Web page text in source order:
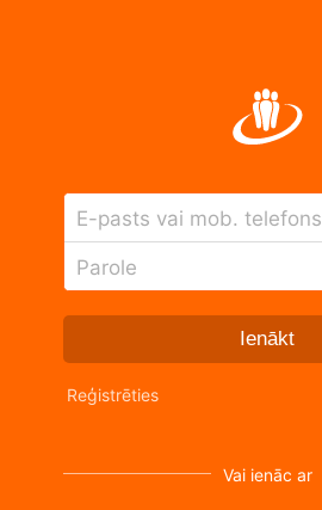
E-pasts vai mob. telefons
Parole
Ienākt
Reģistrēties
Vai ienāc ar